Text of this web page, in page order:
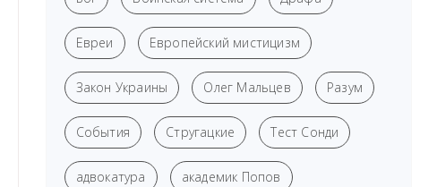
Евреи Европейский мистицизм
Закон Украины Олег Мальцев Разум
События Стругацкие Тест Сонди
адвокатура академик Попов